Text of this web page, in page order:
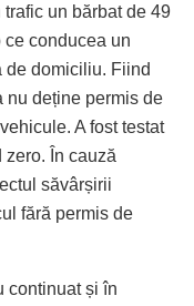
un bărbat de 49
conducea un
de domiciliu. Fiind
nu deține permis de
A fost testat
În cauză
săvârșirii
fără permis de
continuat și în